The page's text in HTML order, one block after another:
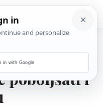
poboljšati i
in with Google